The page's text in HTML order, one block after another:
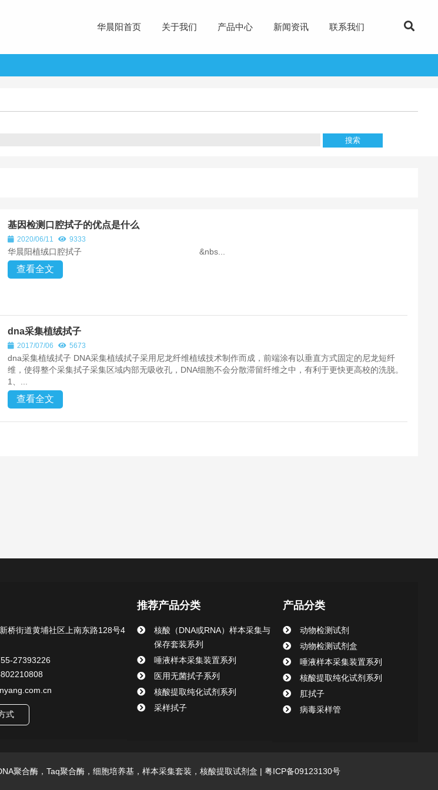
华晨阳首页 关于我们 产品中心 新闻资讯 联系我们
基因检测口腔拭子的优点是什么
2020/06/11 9333
华晨阳植绒口腔拭子 &nbs...
查看全文
dna采集植绒拭子
2017/07/06 5673
dna采集植绒拭子 DNA采集植绒拭子采用尼龙纤维植绒技术制作而成，前端涂有以垂直方式固定的尼龙短纤
维，使得整个采集拭子采集区域内部无吸收孔，DNA细胞不会分散滞留纤维之中，有利于更快更高校的洗脱。
1、...
查看全文
桥街道黄埔社区上南东路128号4
27393226
式
推荐产品分类
核酸（DNA或RNA）样本采集与
保存套装系列
唾液样本采集装置系列
医用无菌拭子系列
核酸提取纯化试剂系列
采样拭子
产品分类
动物检测试剂
动物检测试剂盒
唾液样本采集装置系列
核酸提取纯化试剂系列
肛拭子
病毒采样管
聚合酶，Taq聚合酶，细胞培养基，样本采集套装，核酸提取试剂盒 | 粤ICP备09123130号